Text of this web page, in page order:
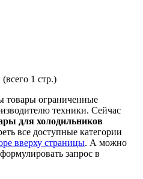
1 стр.)
товары ограниченные
техники. Сейчас
для холодильников
все доступные категории
вверху страницы. А можно
запрос в